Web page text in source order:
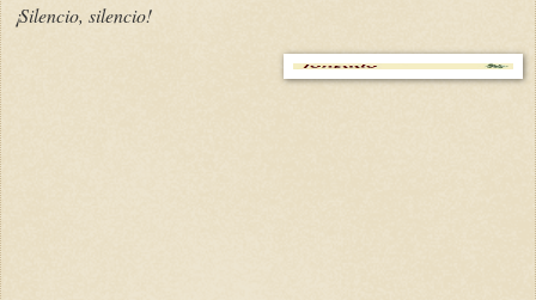
¡Silencio, silencio!